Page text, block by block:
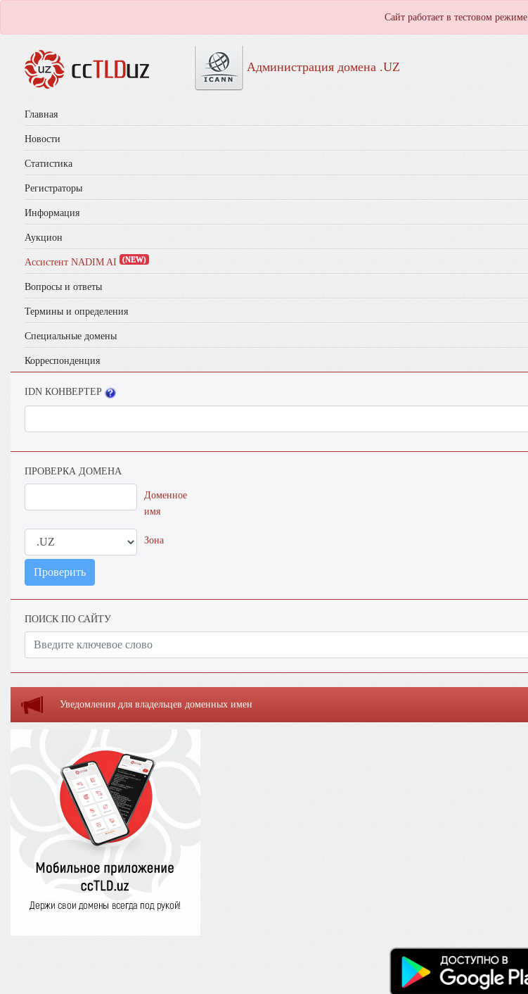
Сайт работает в тестовом режиме.
Администрация домена .UZ
Главная
Новости
Статистика
Регистраторы
Информация
Аукцион
Ассистент NADIM AI (NEW)
Вопросы и ответы
Термины и определения
Специальные домены
Корреспонденция
IDN КОНВЕРТЕР
ПРОВЕРКА ДОМЕНА
Доменное
имя
Зона
Проверить
ПОИСК ПО САЙТУ
Уведомления для владельцев доменных имен